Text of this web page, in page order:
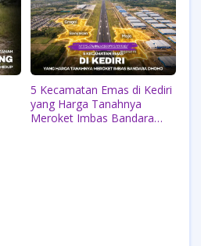
5 Kecamatan Emas di Kediri
yang Harga Tanahnya
Meroket Imbas Bandara